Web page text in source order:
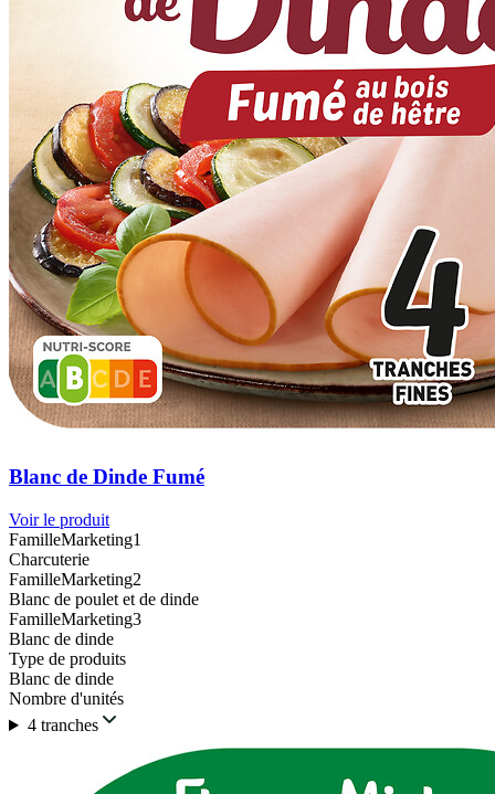
Blanc de Dinde Fumé
Voir le produit
FamilleMarketing1
Charcuterie
FamilleMarketing2
Blanc de poulet et de dinde
FamilleMarketing3
Blanc de dinde
Type de produits
Blanc de dinde
Nombre d'unités
4 tranches